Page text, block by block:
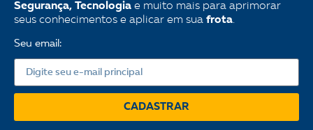
Segurança, Tecnologia e muito mais para aprimorar
seus conhecimentos e aplicar em sua frota.
Seu email:
CADASTRAR